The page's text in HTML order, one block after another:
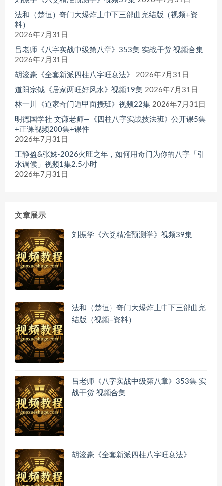
法和（楚恒）奇门大爆炸上中下三部曲完结版（视频+资
料）
2026年7月31日
吕老师《八字实战中级第八章》353集 实战干货 视频合集
2026年7月31日
胡浚豪《全套新派四柱八字旺衰法》
2026年7月31日
道阳宗钺《居家两旺好风水》视频19集 2026年7月31日
林一川《道家奇门遁甲面授班》视频22集 2026年7月31日
明德国学社 文谦老师—《四柱八字实战技法班》公开课5集
+正课视频200集+课件
2026年7月31日
王静盈&张姝-2026火旺之年，如何用奇门为你的八字「引
水调候」视频1集2.5小时
2026年7月31日
文章展示
刘振学《六爻精准预测学》视频39集
法和（楚恒）奇门大爆炸上中下三部曲完
结版（视频+资料）
吕老师《八字实战中级第八章》353集 实
战干货 视频合集
胡浚豪《全套新派四柱八字旺衰法》